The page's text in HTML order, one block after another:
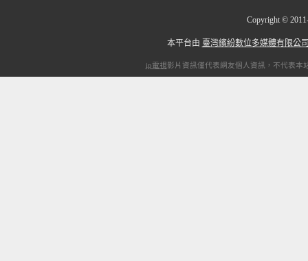
Copyright ©
本平台由 臺灣繽紛數位多媒體有限公
ip電視影片資訊僅代表網友個人資訊，不代表本